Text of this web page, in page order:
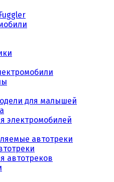
для малышей
электромобилей
автотреки
автотреков